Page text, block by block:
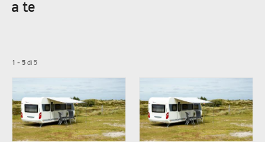
a te
1 - 5di 5